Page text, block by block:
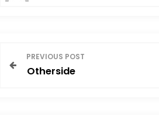
PREVIOUS POST
Otherside